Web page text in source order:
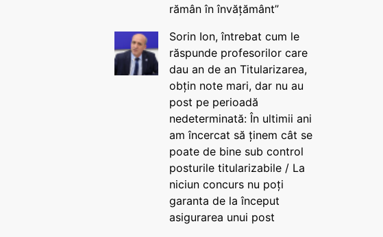
rămân în învățământ”
Sorin Ion, întrebat cum le
răspunde profesorilor care
dau an de an Titularizarea,
obțin note mari, dar nu au
post pe perioadă
nedeterminată: În ultimii ani
am încercat să ținem cât se
poate de bine sub control
posturile titularizabile / La
niciun concurs nu poți
garanta de la început
asigurarea unui post